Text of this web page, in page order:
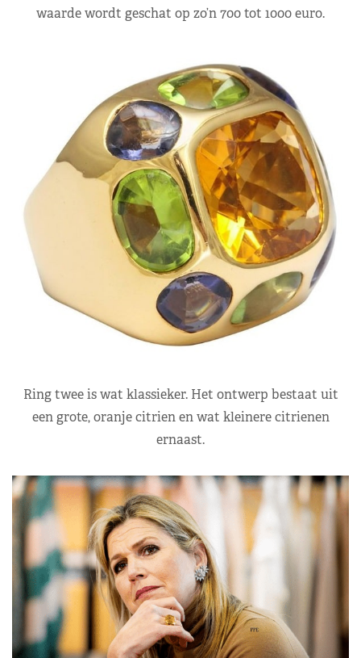
waarde wordt geschat op zo’n 700 tot 1000 euro.
Ring twee is wat klassieker. Het ontwerp bestaat uit
een grote, oranje citrien en wat kleinere citrienen
ernaast.